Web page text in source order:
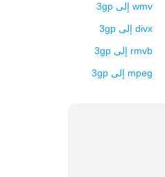
wmv إلى 3gp
divx إلى 3gp
rmvb إلى 3gp
mpeg إلى 3gp